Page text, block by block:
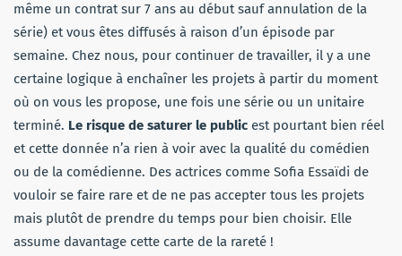
même un contrat sur 7 ans au début sauf annulation de la
série) et vous êtes diffusés à raison d’un épisode par
semaine. Chez nous, pour continuer de travailler, il y a une
certaine logique à enchaîner les projets à partir du moment
où on vous les propose, une fois une série ou un unitaire
terminé. Le risque de saturer le public est pourtant bien réel
et cette donnée n’a rien à voir avec la qualité du comédien
ou de la comédienne. Des actrices comme Sofia Essaïdi de
vouloir se faire rare et de ne pas accepter tous les projets
mais plutôt de prendre du temps pour bien choisir. Elle
assume davantage cette carte de la rareté !